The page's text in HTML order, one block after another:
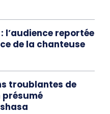
l’audience reportée
de la chanteuse
troublantes de
présumé